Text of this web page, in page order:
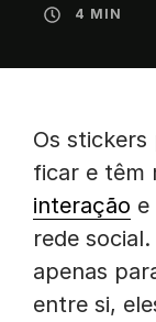
4 MIN
Os
ficar e têm
interação e
rede
apenas
entre si,